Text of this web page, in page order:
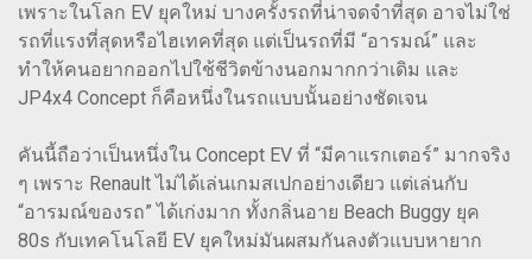
เพราะในโลก EV ยุคใหม่ บางครั้งรถที่น่าจดจำที่สุด อาจไม่ใช่
รถที่แรงที่สุดหรือไฮเทคที่สุด แต่เป็นรถที่มี “อารมณ์” และ
ทำให้คนอยากออกไปใช้ชีวิตข้างนอกมากกว่าเดิม และ
JP4x4 Concept ก็คือหนึ่งในรถแบบนั้นอย่างชัดเจน
คันนี้ถือว่าเป็นหนึ่งใน Concept EV ที่ “มีคาแรกเตอร์” มากจริง
ๆ เพราะ Renault ไม่ได้เล่นเกมสเปกอย่างเดียว แต่เล่นกับ
“อารมณ์ของรถ” ได้เก่งมาก ทั้งกลิ่นอาย Beach Buggy ยุค
80s กับเทคโนโลยี EV ยุคใหม่มันผสมกันลงตัวแบบหายาก